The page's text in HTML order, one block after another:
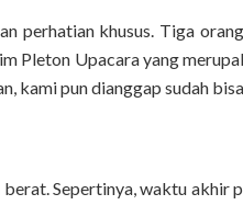
perhatian khusus. Tiga
Pleton Upacara yang
kami pun dianggap sudah
Sepertinya, waktu akhir